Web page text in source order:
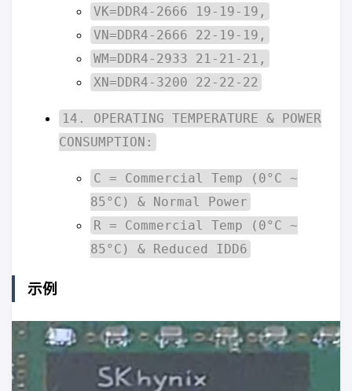
VK=DDR4-2666 19-19-19,
VN=DDR4-2666 22-19-19,
WM=DDR4-2933 21-21-21,
XN=DDR4-3200 22-22-22
14. OPERATING TEMPERATURE & POWER
CONSUMPTION:
C = Commercial Temp (0°C ~
85°C) & Normal Power
R = Commercial Temp (0°C ~
85°C) & Reduced IDD6
示例